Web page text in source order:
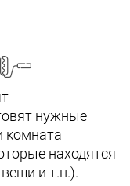
нужные
комната
находятся
и т.п.).